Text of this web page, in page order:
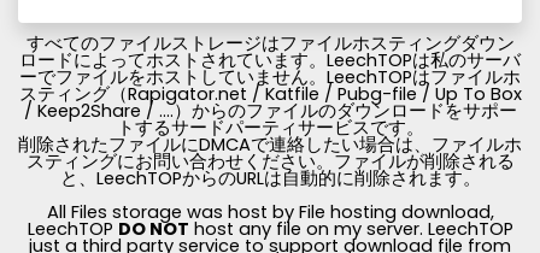
すべてのファイルストレージはファイルホスティングダウン
ロードによってホストされています。LeechTOPは私のサーバ
ーでファイルをホストしていません。LeechTOPはファイルホ
スティング（Rapigator.net / Katfile / Pubg-file / Up To Box
/ Keep2Share / ....）からのファイルのダウンロードをサポー
トするサードパーティサービスです。
削除されたファイルにDMCAで連絡したい場合は、ファイルホ
スティングにお問い合わせください。ファイルが削除される
と、LeechTOPからのURLは自動的に削除されます。
All Files storage was host by File hosting download,
LeechTOP DO NOT host any file on my server. LeechTOP
just a third party service to support download file from